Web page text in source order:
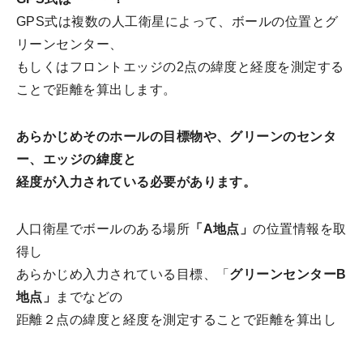
GPS式は複数の人工衛星によって、ボールの位置とグ
リーンセンター、
もしくはフロントエッジの2点の緯度と経度を測定する
ことで距離を算出します。
あらかじめそのホールの目標物や、グリーンのセンタ
ー、エッジの緯度と
経度が入力されている必要があります。
人口衛星でボールのある場所 「A地点」の位置情報を取
得し
あらかじめ入力されている目標、「 グリーンセンターB
地点」
までなどの
距離２点の緯度と経度を測定することで距離を算出し